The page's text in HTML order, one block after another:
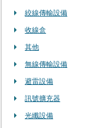
絞線傳輸設備
收線盒
其他
無線傳輸設備
避雷設備
訊號擴充器
光纖設備